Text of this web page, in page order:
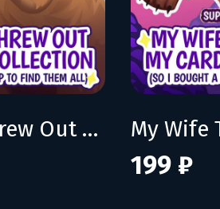
My Wife Threw Out My Card Collection (So I Bought a Dump to Find Them All)
199 ₽